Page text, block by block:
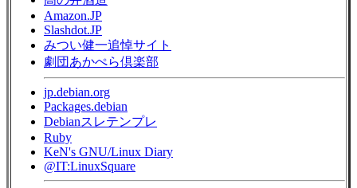
Amazon.JP
Slashdot.JP
みつい健一追悼サイト
劇団あかぺら倶楽部
jp.debian.org
Packages.debian
Debianスレテンプレ
Ruby
KeN's GNU/Linux Diary
@IT:LinuxSquare